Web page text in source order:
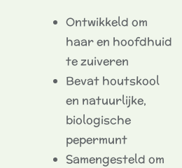
Ontwikkeld om
haar en hoofdhuid
te zuiveren
Bevat houtskool
en natuurlijke,
biologische
pepermunt
Samengesteld om